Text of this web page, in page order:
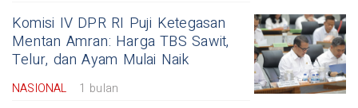
Komisi IV DPR RI Puji Ketegasan
Mentan Amran: Harga TBS Sawit,
Telur, dan Ayam Mulai Naik
NASIONAL 1 bulan